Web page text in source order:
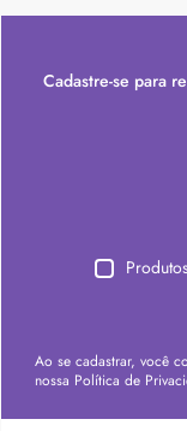
Cadastre-se para
Ao se cadastrar, você
nossa Política de